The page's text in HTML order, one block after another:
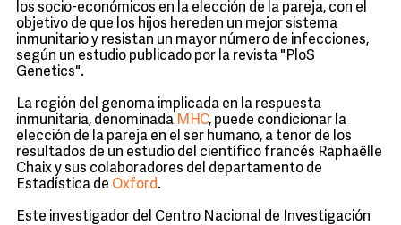
los socio-económicos en la elección de la pareja, con el
objetivo de que los hijos hereden un mejor sistema
inmunitario y resistan un mayor número de infecciones,
según un estudio publicado por la revista "PloS
Genetics".
La región del genoma implicada en la respuesta
inmunitaria, denominada MHC, puede condicionar la
elección de la pareja en el ser humano, a tenor de los
resultados de un estudio del científico francés Raphaëlle
Chaix y sus colaboradores del departamento de
Estadística de Oxford.
Este investigador del Centro Nacional de Investigación